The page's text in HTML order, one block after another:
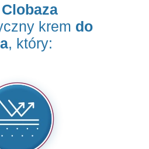
krem do
, który: